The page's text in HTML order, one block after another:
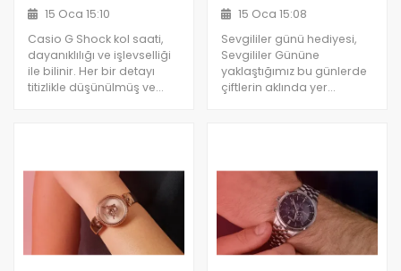
15 Oca 15:10
Casio G Shock kol saati,
dayanıklılığı ve işlevselliği
ile bilinir. Her bir detayı
titizlikle düşünülmüş ve
dayanıklıdır.
15 Oca 15:08
Sevgililer günü hediyesi,
Sevgililer Gününe
yaklaştığımız bu günlerde
çiftlerin aklında yer